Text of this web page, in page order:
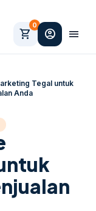
shopping_cart
0
account_circle menu
Tegal untuk
Anda